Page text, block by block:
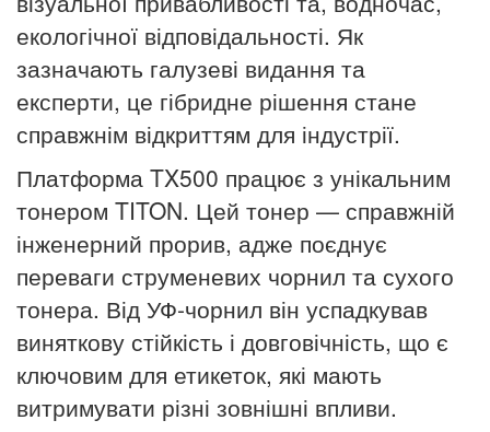
екологічної відповідальності. Як
зазначають галузеві видання та
експерти, це гібридне рішення стане
справжнім відкриттям для індустрії.
Платформа TX500 працює з унікальним
тонером TITON. Цей тонер — справжній
інженерний прорив, адже поєднує
переваги струменевих чорнил та сухого
тонера. Від УФ-чорнил він успадкував
виняткову стійкість і довговічність, що є
ключовим для етикеток, які мають
витримувати різні зовнішні впливи.